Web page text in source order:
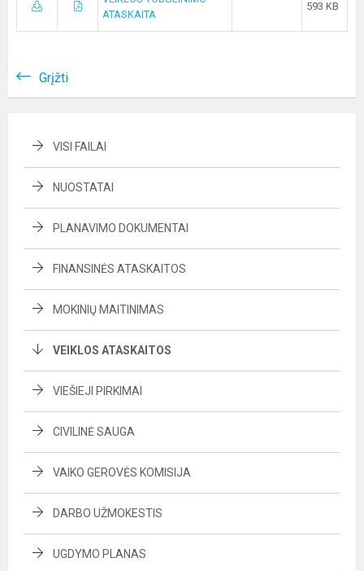
ATASKAITA
593 KB
Grįžti
VISI FAILAI
NUOSTATAI
PLANAVIMO DOKUMENTAI
FINANSINĖS ATASKAITOS
MOKINIŲ MAITINIMAS
VEIKLOS ATASKAITOS
VIEŠIEJI PIRKIMAI
CIVILINĖ SAUGA
VAIKO GEROVĖS KOMISIJA
DARBO UŽMOKESTIS
UGDYMO PLANAS